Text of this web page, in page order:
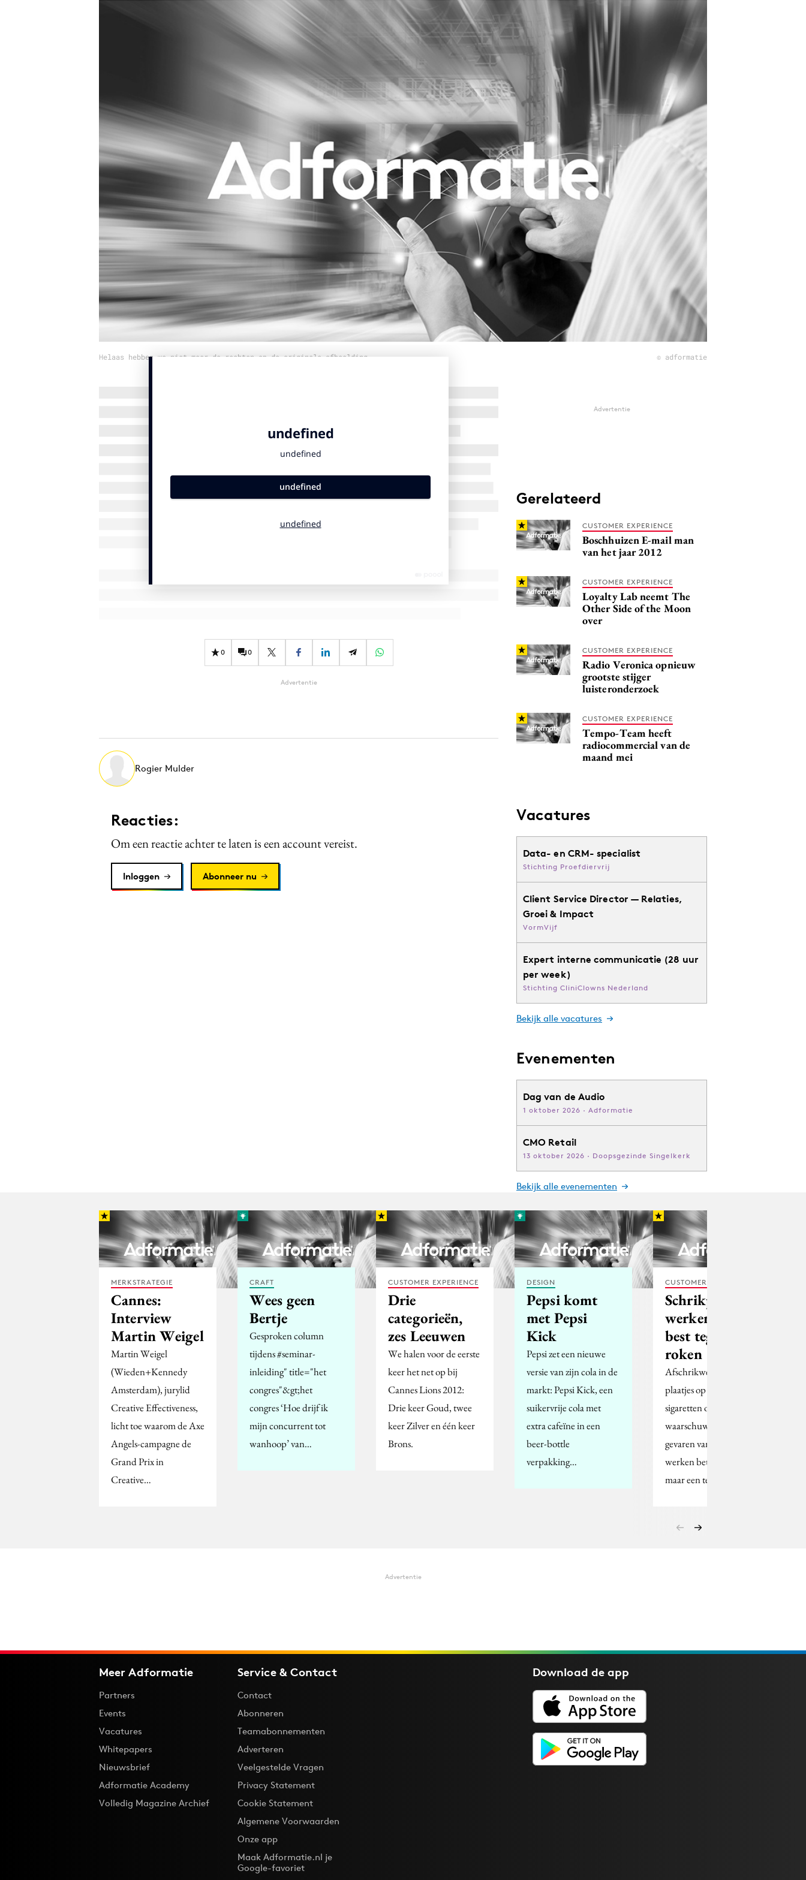
Influencer marketing
Interne communicatie
Purpose Marketing
Reputatie & crisis
Helaas hebben we niet meer de rechten op de originele afbeelding © adformatie
0 0
Advertentie
Rogier Mulder
Reacties:
Om een reactie achter te laten is een account vereist.
Inloggen Abonneer nu
Advertentie
Gerelateerd
CUSTOMER EXPERIENCE
Boschhuizen E-mail man
van het jaar 2012
CUSTOMER EXPERIENCE
Loyalty Lab neemt The
Other Side of the Moon
over
CUSTOMER EXPERIENCE
Radio Veronica opnieuw
grootste stijger
luisteronderzoek
CUSTOMER EXPERIENCE
Tempo-Team heeft
radiocommercial van de
maand mei
Vacatures
Data- en CRM- specialist
Stichting Proefdiervrij
Client Service Director — Relaties,
Groei & Impact
VormVijf
Expert interne communicatie (28 uur
per week)
Stichting CliniClowns Nederland
Bekijk alle vacatures
Evenementen
Dag van de Audio
1 oktober 2026 · Adformatie
CMO Retail
13 oktober 2026 · Doopsgezinde Singelkerk
Bekijk alle evenementen
MERKSTRATEGIE
Cannes:
Interview
Martin Weigel
Martin Weigel
(Wieden+Kennedy
Amsterdam), jurylid
Creative Effectiveness,
licht toe waarom de Axe
Angels-campagne de
Grand Prix in
Creative…
CRAFT
Wees geen
Bertje
Gesproken column
tijdens #seminar-
inleiding" title="het
congres"&gt;het
congres ‘Hoe drijf ik
mijn concurrent tot
wanhoop’ van…
CUSTOMER EXPERIENCE
Drie
categorieën,
zes Leeuwen
We halen voor de eerste
keer het net op bij
Cannes Lions 2012:
Drie keer Goud, twee
keer Zilver en één keer
Brons.
DESIGN
Pepsi komt
met Pepsi
Kick
Pepsi zet een nieuwe
versie van zijn cola in de
markt: Pepsi Kick, een
suikervrije cola met
extra cafeïne in een
beer-bottle
verpakking…
CUSTOMER EXPERIENCE
Schrikplaatjes
werken het
best tegen
roken
Afschrikwekkende
plaatjes op pakjes
sigaretten om te
waarschuwen tegen de
gevaren van roken
werken beter dan alleen
maar een tekstuele…
Advertentie
Meer Adformatie
Partners
Events
Vacatures
Whitepapers
Nieuwsbrief
Adformatie Academy
Volledig Magazine Archief
Service & Contact
Contact
Abonneren
Teamabonnementen
Adverteren
Veelgestelde Vragen
Privacy Statement
Cookie Statement
Algemene Voorwaarden
Onze app
Maak Adformatie.nl je
Google-favoriet
Download deapp